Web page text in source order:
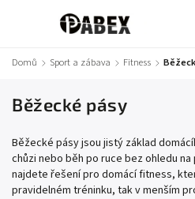
Domů / Sport a zábava / Fitness /
Běžecké pásy
Běžecké pásy jsou jistý základ
chůzi nebo běh po ruce bez ohledu
najdete řešení pro domácí fitness,
pravidelném tréninku, tak v menším